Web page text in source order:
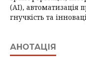
(AI), автоматизація
гнучкість та
АНОТАЦІЯ